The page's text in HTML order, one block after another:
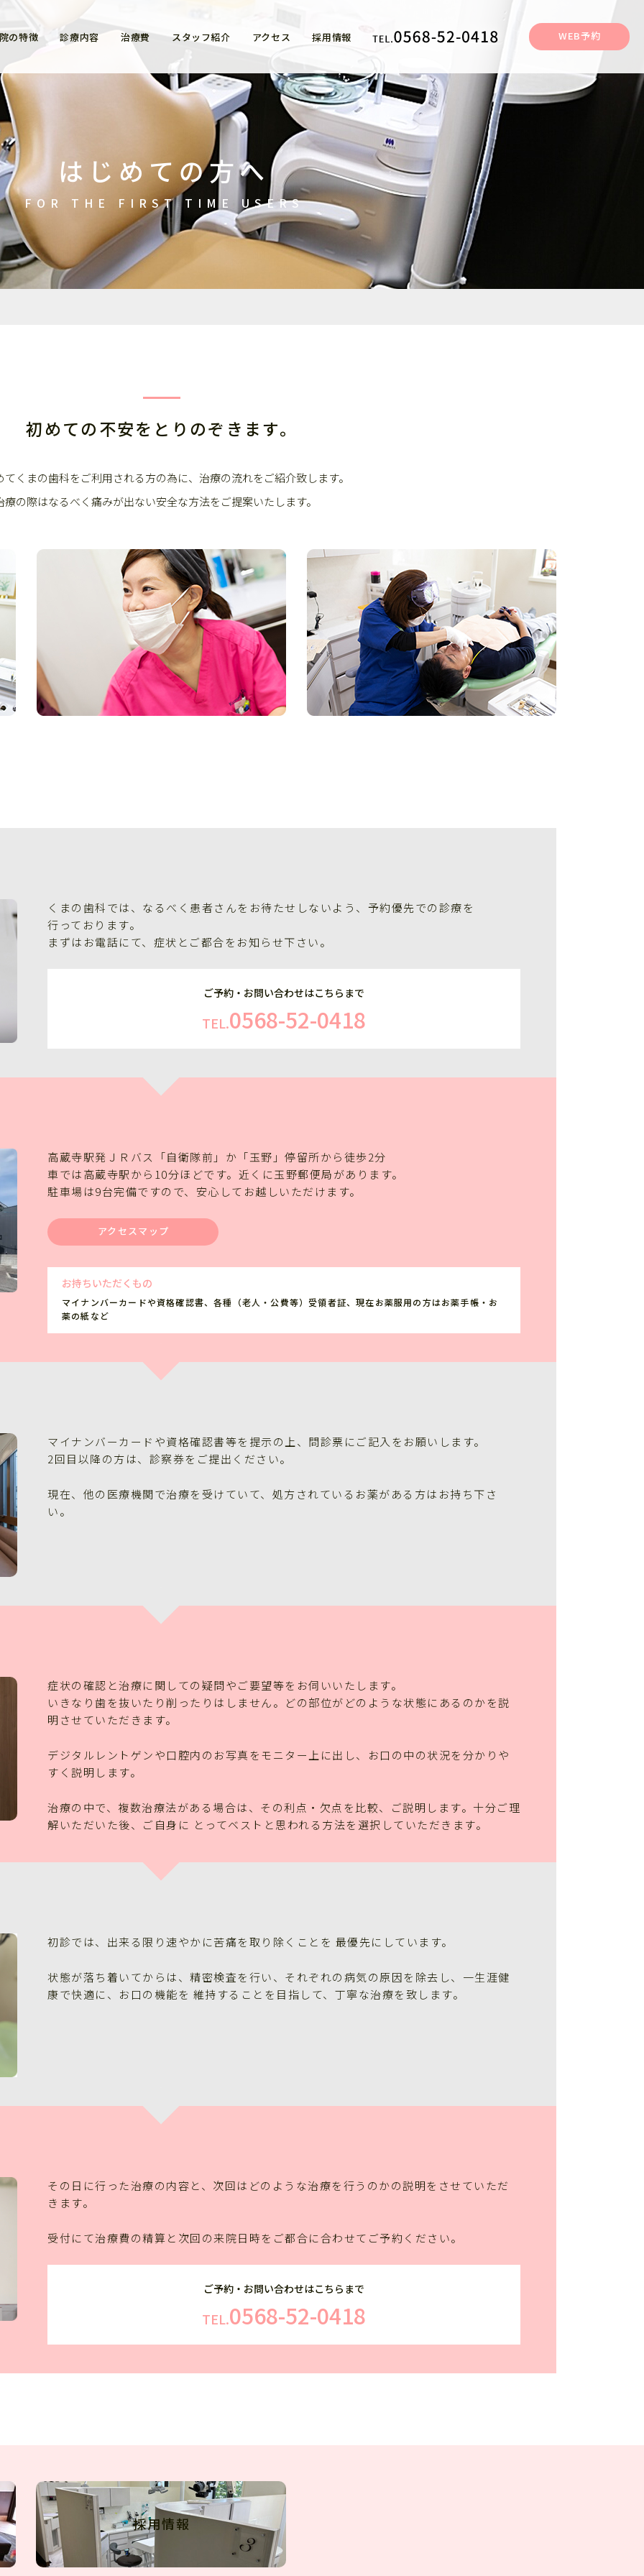
の特徴 診療内容
小児歯科 予防歯科
矯正歯科 ホワイトニング インプラント
歯茎の再生治療 口腔外科・親知らず治療 噛み合わせ治療
症例集
治療費
めもの(インレー) かぶせもの(クラウン) 前歯かぶせもの
インプラント ホワイトニング 矯正
スタッフ紹介 アクセス 採用情報 WEB予約
はじめての方へ
FOR THE FIRST TIME USERS
初めての不安をとりのぞきます。
てくまの歯科をご利用される方の為に、治療の流れをご紹介致します。
療の際はなるべく痛みが出ない安全な方法をご提案いたします。
くまの歯科では、なるべく患者さんをお待たせしないよう、予約優先での診療を
行っております。
まずはお電話にて、症状とご都合をお知らせ下さい。
ご予約・お問い合わせはこちらまで
TEL.0568-52-0418
高蔵寺駅発ＪＲバス「自衛隊前」か「玉野」停留所から徒歩2分
車では高蔵寺駅から10分ほどです。近くに玉野郵便局があります。
駐車場は9台完備ですので、安心してお越しいただけます。
アクセスマップ
お持ちいただくもの
マイナンバーカードや資格確認書、各種（老人・公費等）受領者証、現在お薬服用の方はお薬手帳・お
薬の紙など
マイナンバーカードや資格確認書等を提示の上、問診票にご記入をお願いします。
2回目以降の方は、診察券をご提出ください。
現在、他の医療機関で治療を受けていて、処方されているお薬がある方はお持ち下さ
い。
症状の確認と治療に関しての疑問やご要望等をお伺いいたします。
いきなり歯を抜いたり削ったりはしません。どの部位がどのような状態にあるのかを説
明させていただきます。
デジタルレントゲンや口腔内のお写真をモニター上に出し、お口の中の状況を分かりや
すく説明します。
治療の中で、複数治療法がある場合は、その利点・欠点を比較、ご説明します。十分ご理
解いただいた後、ご自身に とってベストと思われる方法を選択していただきます。
初診では、出来る限り速やかに苦痛を取り除くことを 最優先にしています。
状態が落ち着いてからは、精密検査を行い、それぞれの病気の原因を除去し、一生涯健
康で快適に、お口の機能を 維持することを目指して、丁寧な治療を致します。
その日に行った治療の内容と、次回はどのような治療を行うのかの説明をさせていただ
きます。
受付にて治療費の精算と次回の来院日時をご都合に合わせてご予約ください。
ご予約・お問い合わせはこちらまで
TEL.0568-52-0418
採用情報